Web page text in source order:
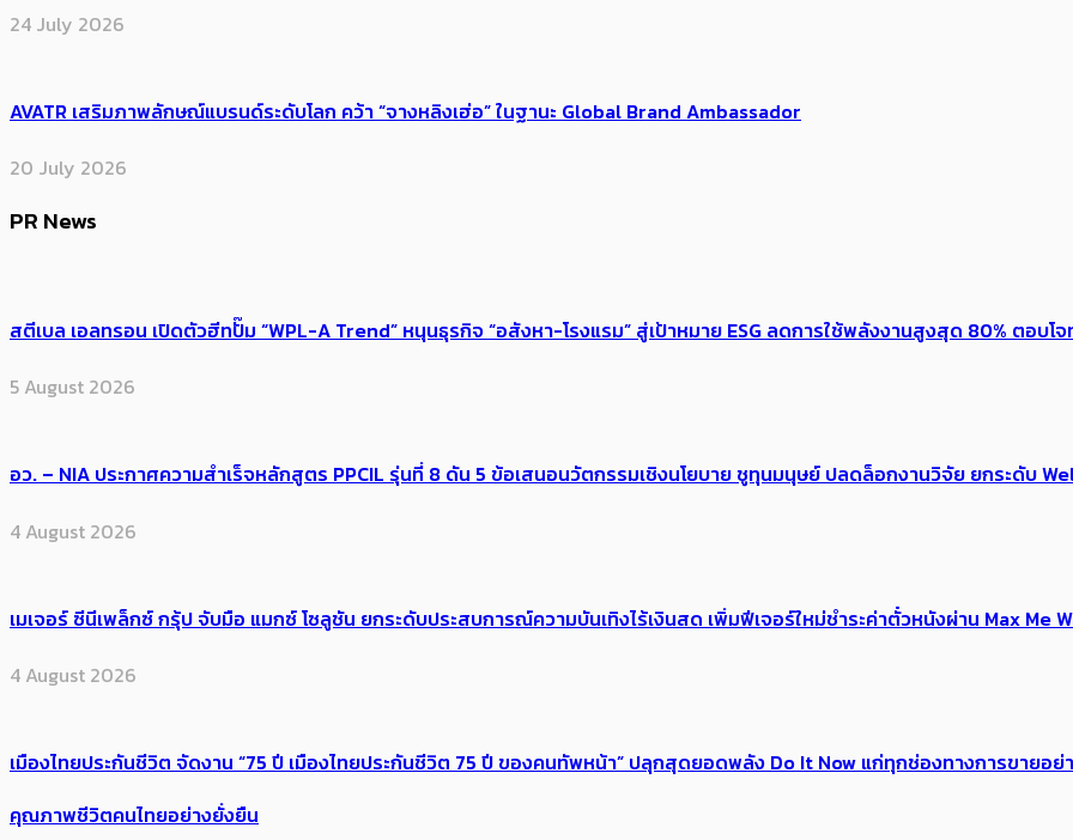
24 July 2026
AVATR เสริมภาพลักษณ์แบรนด์ระดับโลก คว้า “จางหลิงเฮ่อ” ในฐานะ Global Brand Ambassador
20 July 2026
PR News
สตีเบล เอลทรอน เปิดตัวฮีทปั๊ม “WPL-A Trend” หนุนธุรกิจ “อสังหา-โรงแรม” สู่เป้าหมาย ESG ลดการใช้พลังงานสูงสุด 80% ตอบโ
5 August 2026
อว. – NIA ประกาศความสำเร็จหลักสูตร PPCIL รุ่นที่ 8 ดัน 5 ข้อเสนอนวัตกรรมเชิงนโยบาย ชูทุนมนุษย์ ปลดล็อกงานวิจัย ยกระดับ
4 August 2026
เมเจอร์ ซีนีเพล็กซ์ กรุ้ป จับมือ แมกซ์ โซลูชัน ยกระดับประสบการณ์ความบันเทิงไร้เงินสด เพิ่มฟีเจอร์ใหม่ชำระค่าตั๋วหนังผ่าน Max
4 August 2026
เมืองไทยประกันชีวิต จัดงาน “75 ปี เมืองไทยประกันชีวิต 75 ปี ของคนทัพหน้า” ปลุกสุดยอดพลัง Do It Now แก่ทุกช่องทางการขาย
คุณภาพชีวิตคนไทยอย่างยั่งยืน